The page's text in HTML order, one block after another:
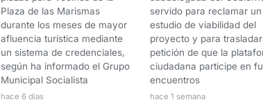
Plaza de las Marismas
durante los meses de mayor
afluencia turística mediante
un sistema de credenciales,
según ha informado el Grupo
Municipal Socialista
hace 6 días
servido para reclamar un
estudio de viabilidad del
proyecto y para
petición de que la
ciudadana participe en
encuentros
hace 1 semana